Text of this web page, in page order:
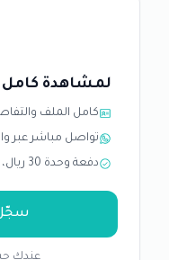
لمشاهدة كامل
كامل الملف
تواصل مباشر عبر
دفعة وحدة 30 ريال، بدون اشتراكات
عندك